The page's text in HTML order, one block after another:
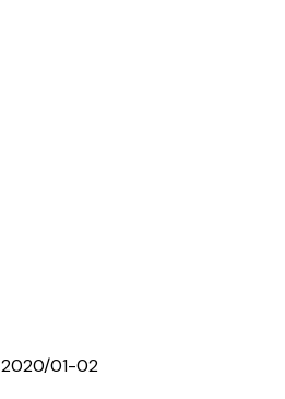
2020/01-02